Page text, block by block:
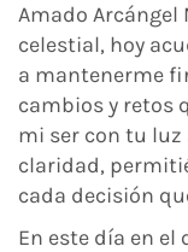
Amado
celestial, hoy
a mantenerme
cambios y retos
mi ser con tu luz
claridad,
cada decisión
En este día en